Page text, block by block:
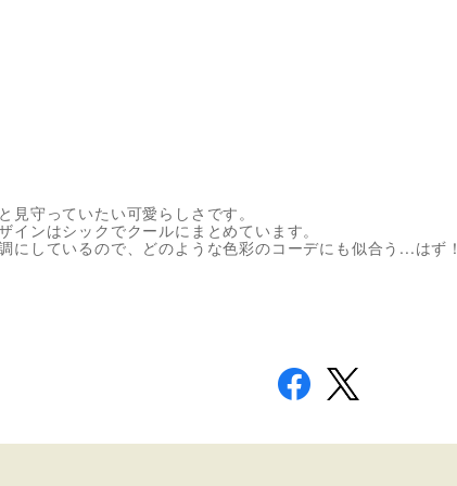
見守っていたい可愛らしさです。
インはシックでクールにまとめています。
にしているので、どのような色彩のコーデにも似合う...はず！